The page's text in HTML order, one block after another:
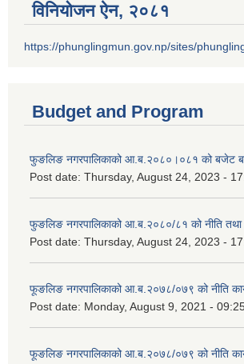
विनियोजन ऐन‚ २०८१
https://phunglingmun.gov.np/sites/
Budget and Program
फुङलिङ नगरपालिकाको आ.ब.२०८०।०८१ को बजेट
Post date: Thursday, August 24, 2023 -
फुङलिङ नगरपालिकाको आ.ब.२०८०/८१ को नीति तथा
Post date: Thursday, August 24, 2023 -
फूङलिङ नगरपालिकाको आ.ब.२०७८/०७९ को नीति
Post date: Monday, August 9, 2021 -
फूङलिङ नगरपालिकाको आ.ब.२०७८/०७९ को नीति